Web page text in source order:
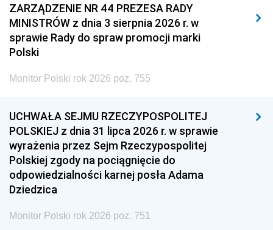
2011 2010 2009
2008 2007 2006
2005
1996 1995 1994
1993 1992 1991
1990 1989
1987 1986 1985
ZARZĄDZENIE NR 44 PREZESA RADY
MINISTRÓW z dnia 3 sierpnia 2026 r. w
sprawie Rady do spraw promocji marki
Polski
Monitor Polski rok 2026 poz. 755
UCHWAŁA SEJMU RZECZYPOSPOLITEJ
POLSKIEJ z dnia 31 lipca 2026 r. w sprawie
wyrażenia przez Sejm Rzeczypospolitej
Polskiej zgody na pociągnięcie do
odpowiedzialności karnej posła Adama
Dziedzica
Monitor Polski rok 2026 poz. 751